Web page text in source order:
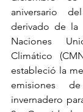
aniversario
derivado de la
Naciones
Climático
estableció la
emisiones
invernadero